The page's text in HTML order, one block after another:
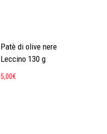
Patè di olive nere
Leccino 130 g
5,00€